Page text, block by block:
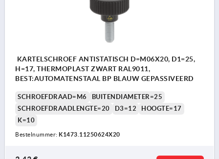
KARTELSCHROEF ANTISTATISCH D=M06X20, D1=25,
H=17, THERMOPLAST ZWART RAL9011,
BEST:AUTOMATENSTAAL BP BLAUW GEPASSIVEERD
SCHROEFDRAAD=M6
BUITENDIAMETER=25
SCHROEFDRAADLENGTE=20
D3=12
HOOGTE=17
K=10
Bestelnummer: K1473.11250624X20